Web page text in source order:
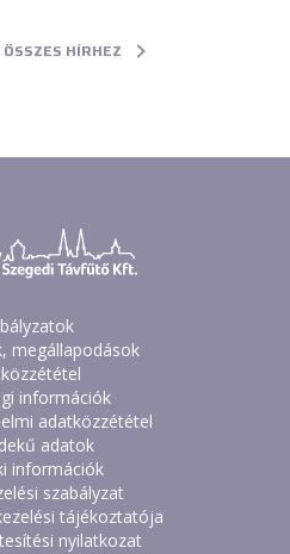
HÍRHEZ
megállapodások
információk
adatközzététel
adatok
információk
szabályzat
tájékoztatója
nyilatkozat